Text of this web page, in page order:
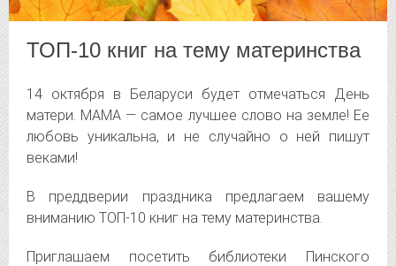
ТОП-10 книг на тему материнства
14 октября в Беларуси будет отмечаться День
матери. МАМА — самое лучшее слово на земле! Ее
любовь уникальна, и не случайно о ней пишут
веками!
В преддверии праздника предлагаем вашему
вниманию ТОП-10 книг на тему материнства.
Приглашаем посетить библиотеки Пинского